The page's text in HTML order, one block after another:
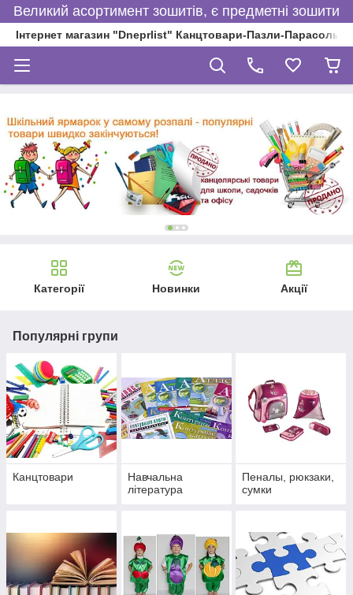
Великий асортимент зошитів, є предметні зошити
Інтернет магазин "Dneprlist" Канцтовари-Пазли-Парасольки
Категорії Новинки Акції
Популярні групи
Канцтовари
Навчальна
література
Пеналы, рюкзаки,
сумки